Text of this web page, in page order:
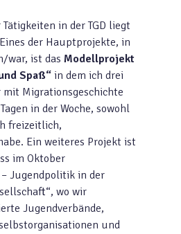
in der TGD liegt
der Hauptprojekte, in
war, ist das Modellprojekt
Spaß“ in dem ich drei
Migrationsgeschichte
in der Woche, sowohl
freizeitlich,
Ein weiteres Projekt ist
im Oktober
Jugendpolitik in der
wo wir
Jugendverbände,
und